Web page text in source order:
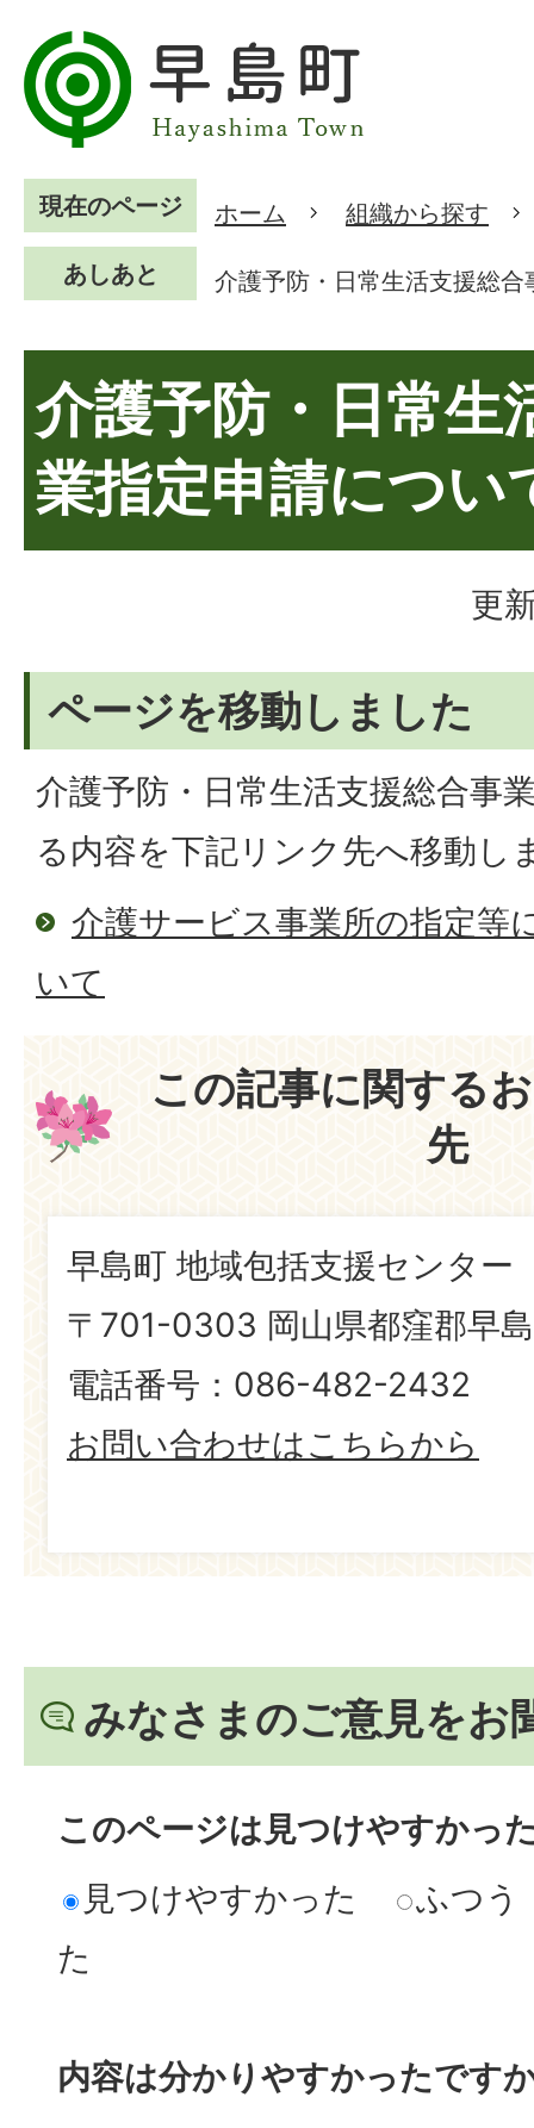
現在のページ ホーム 組織から探す
あしあと 介護予防・日常生活支援総
介護予防・日常生
業指定申請につい
更
ページを移動しました
介護予防・日常生活支援総合事
る内容を下記リンク先へ移動し
介護サービス事業所の指定等
いて
この記事に関する
先
早島町 地域包括支援センター
〒701-0303 岡山県都窪郡早
電話番号：086-482-2432
お問い合わせはこちらから
みなさまのご意見をお
このページは見つけやすかっ
見つけやすかった
ふつう
た
内容は分かりやすかったです